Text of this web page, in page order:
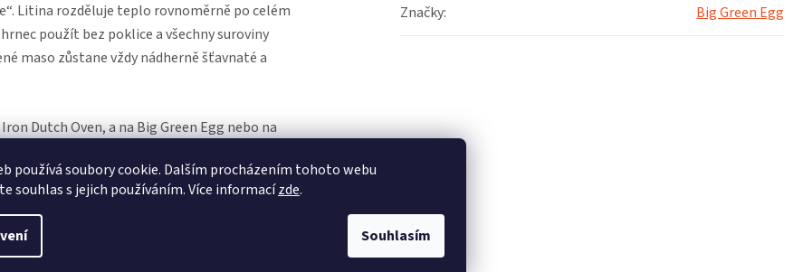
používá soubory cookie. Dalším procházením tohoto webu
souhlas s jejich používáním. Více informacízde.
Souhlasím
Litina rozděluje teplo rovnoměrně po celém
použít bez poklice a všechny suroviny
maso zůstane vždy nádherně šťavnaté a
Dutch Oven, a na Big Green Egg nebo na
Iron Dutch Oven dát do myčky na nádobí,
objem 5,2 litrů. Jednou za čas ho potřete
stavu.
Značky: Big Green Egg